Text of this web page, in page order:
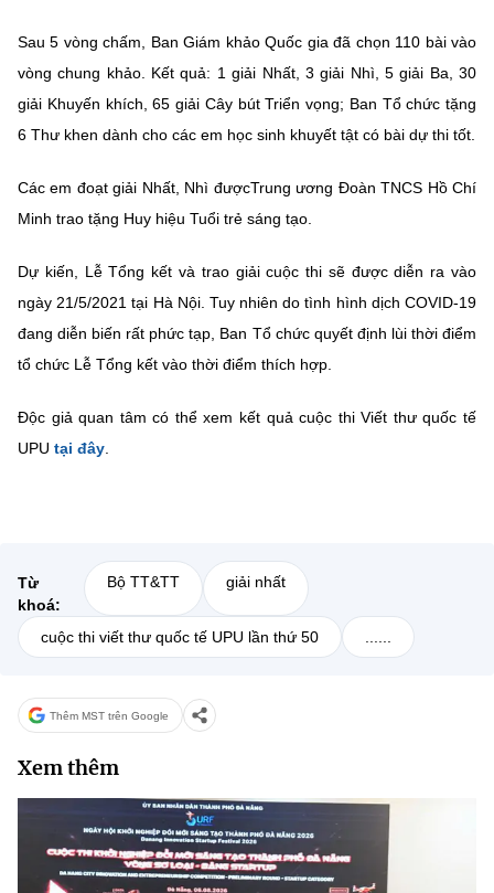
Sau 5 vòng chấm, Ban Giám khảo Quốc gia đã chọn 110 bài vào
vòng chung khảo. Kết quả: 1 giải Nhất, 3 giải Nhì, 5 giải Ba, 30
giải Khuyến khích, 65 giải Cây bút Triển vọng; Ban Tổ chức tặng
6 Thư khen dành cho các em học sinh khuyết tật có bài dự thi tốt.
Các em đoạt giải Nhất, Nhì đượcTrung ương Đoàn TNCS Hồ Chí
Minh trao tặng Huy hiệu Tuổi trẻ sáng tạo.
Dự kiến, Lễ Tổng kết và trao giải cuộc thi sẽ được diễn ra vào
ngày 21/5/2021 tại Hà Nội. Tuy nhiên do tình hình dịch COVID-19
đang diễn biến rất phức tạp, Ban Tổ chức quyết định lùi thời điểm
tổ chức Lễ Tổng kết vào thời điểm thích hợp.
Độc giả quan tâm có thể xem kết quả cuộc thi Viết thư quốc tế
UPU tại đây
Từ
khoá:
Bộ TT&TT giải nhất
cuộc thi viết thư quốc tế UPU lần thứ 50
Thêm MST trên Google
Xem thêm